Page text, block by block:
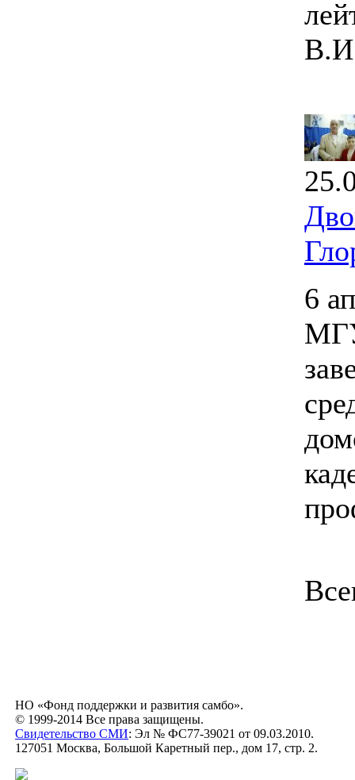
6
НО «Фонд поддержки и развития самбо».
© 1999-2014 Все права защищены.
Свидетельство СМИ: Эл № ФС77-39021 от 09.03.2010.
127051 Москва, Большой Каретный пер., дом 17, стр. 2.